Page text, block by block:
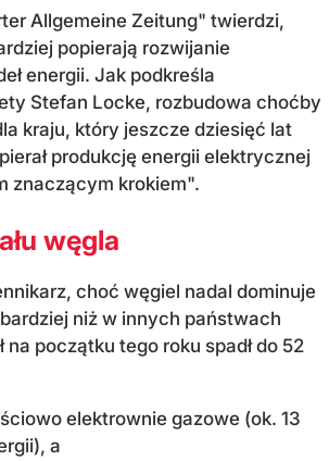
Allgemeine Zeitung" twierdzi,
popierają rozwijanie
energii. Jak podkreśla
Stefan Locke, rozbudowa choćby
kraju, który jeszcze dziesięć lat
produkcję energii elektrycznej
znaczącym krokiem".
węgla
choć węgiel nadal dominuje
niż w innych państwach
na początku tego roku spadł do 52
elektrownie gazowe (ok. 13
a